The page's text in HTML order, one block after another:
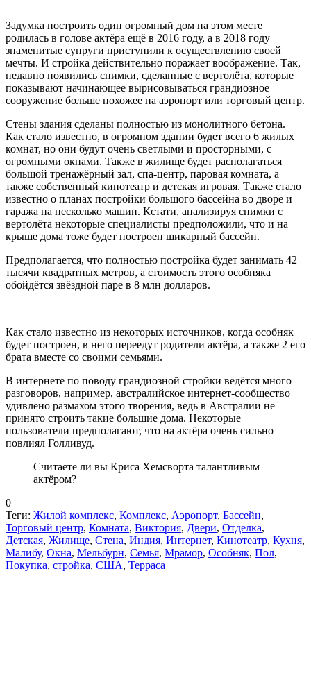
Задумка построить один огромный дом на этом месте
родилась в голове актёра ещё в 2016 году, а в 2018 году
знаменитые супруги приступили к осуществлению своей
мечты. И стройка действительно поражает воображение. Так,
недавно появились снимки, сделанные с вертолёта, которые
показывают начинающее вырисовываться грандиозное
сооружение больше похожее на аэропорт или торговый центр.
Стены здания сделаны полностью из монолитного бетона.
Как стало известно, в огромном здании будет всего 6 жилых
комнат, но они будут очень светлыми и просторными, с
огромными окнами. Также в жилище будет располагаться
большой тренажёрный зал, спа-центр, паровая комната, а
также собственный кинотеатр и детская игровая. Также стало
известно о планах постройки большого бассейна во дворе и
гаража на несколько машин. Кстати, анализируя снимки с
вертолёта некоторые специалисты предположили, что и на
крыше дома тоже будет построен шикарный бассейн.
Предполагается, что полностью постройка будет занимать 42
тысячи квадратных метров, а стоимость этого особняка
обойдётся звёздной паре в 8 млн долларов.
Как стало известно из некоторых источников, когда особняк
будет построен, в него переедут родители актёра, а также 2 его
брата вместе со своими семьями.
В интернете по поводу грандиозной стройки ведётся много
разговоров, например, австралийское интернет-сообщество
удивлено размахом этого творения, ведь в Австралии не
принято строить такие большие дома. Некоторые
пользователи предполагают, что на актёра очень сильно
повлиял Голливуд.
Считаете ли вы Криса Хемсворта талантливым
актёром?
0
Теги: Жилой комплекс, Комплекс, Аэропорт, Бассейн,
Торговый центр, Комната, Виктория, Двери, Отделка,
Детская, Жилище, Стена, Индия, Интернет, Кинотеатр, Кухня,
Малибу, Окна, Мельбурн, Семья, Мрамор, Особняк, Пол,
Покупка, стройка, США, Терраса